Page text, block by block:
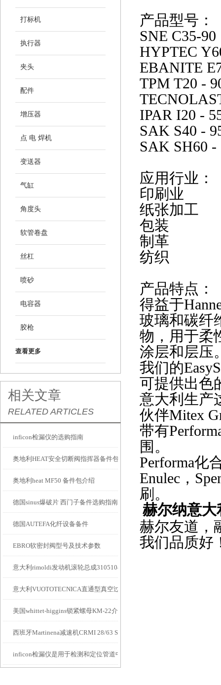
打标机
执行器
夹头
配件
增压器
点 电 焊机
变送器
气缸
角度头
软管卷盘
丝杠
喷砂
电容器
胶枪
查看更多
相关文章
RELATED ARTICLES
inficon检漏仪的选购指南
奥地利HEAT安全切断阀指挥器备件包G612-G190144介绍
奥地利heat MF50 备件包介绍
德国sinus爆破片 西门子备件选购指南
德国AUTEFA化纤设备备件
EBRO软密封阀型号及技术参数
意大利rimoldi发动机滚轮总成310510400介绍
意大利VUOTOTECNICA直通型真空过滤器
美国whittet-higgins锁紧螺母KM-22介绍
西班牙Martinena减速机CRMI 28/63 S3 1/400 56B14介绍
inficon检漏仪是用于检测和定位管道中泄漏点的仪器
产品型号：
SNE C35-
HYPTEC
EBANITE
TPM T20 -
IPAR I20 -
SAK S40 -
SAK SH60 -
应用行业：
印刷业
纸张加工
包装
制革
纺织
产品特点：
得益于
玻璃和碳纤
物，用于柔
涂层和层压
我们的
可提供出色
意大利生产
伙伴Mitex
带有
围。
Performa化
Enulec，
刷。
赫尔纳意大
赫尔友道，
我们品质好